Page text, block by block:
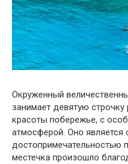
Окруженный
занимает девятую
красоты побережье, с
атмосферой. Оно является
достопримечательностью
местечка произошло